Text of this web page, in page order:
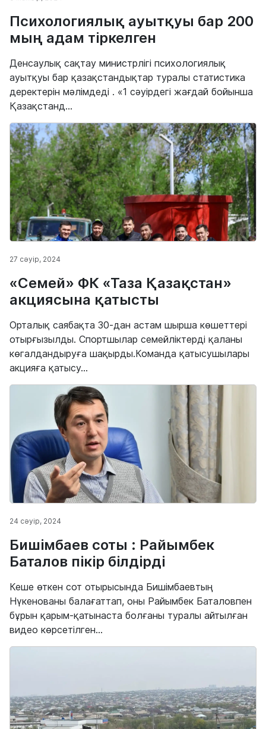
Психологиялық ауытқуы бар 200
мың адам тіркелген
Денсаулық сақтау министрлігі психологиялық
ауытқуы бар қазақстандықтар туралы статистика
деректерін мәлімдеді . «1 сәуірдегі жағдай бойынша
Қазақстанд...
27 сәуір, 2024
«Семей» ФК «Таза Қазақстан»
акциясына қатысты
Орталық саябақта 30-дан астам шырша көшеттері
отырғызылды. Спортшылар семейліктерді қаланы
көгалдандыруға шақырды.Команда қатысушылары
акцияға қатысу...
24 сәуір, 2024
Бишімбаев соты : Райымбек
Баталов пікір білдірді
Кеше өткен сот отырысында Бишімбаевтың
Нүкенованы балағаттап, оны Райымбек Баталовпен
бұрын қарым-қатынаста болғаны туралы айтылған
видео көрсетілген...